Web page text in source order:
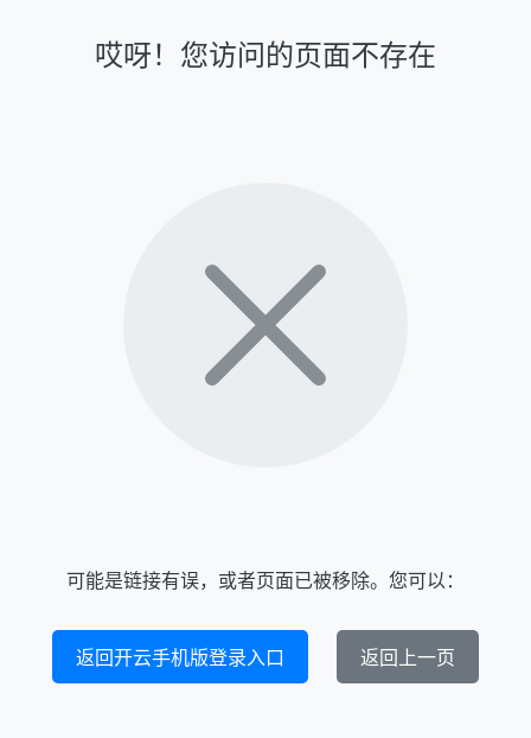
哎呀！您访问的页面不存在
可能是链接有误，或者页面已被移除。您可以：
返回开云手机版登录入口 返回上一页